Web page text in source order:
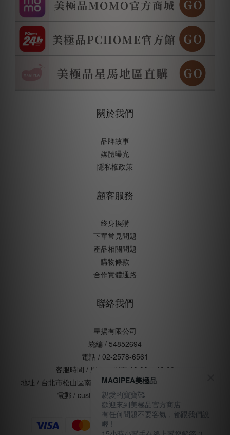
關於我們
品牌故事
媒體曝光
隱私權政策
顧客服務
終身換購
下單常見問題
產品相關問題
購物條款
合作實體通路
聯絡我們
星揚有限公司
統編 / 54852694
電話 / 02-2578-6561
客服時間 / 周一 ~ 周五 10:00 ~ 18:00
地址 / 台北市松山區南京東路五段168號五樓(辦公室非門市)
電郵 / customercare@magipea.com
MAGIPEA美極品
親愛的寶寶🥰
歡迎來到美極品官方商店
有任何問題不要客氣，都跟我們說
喔 !